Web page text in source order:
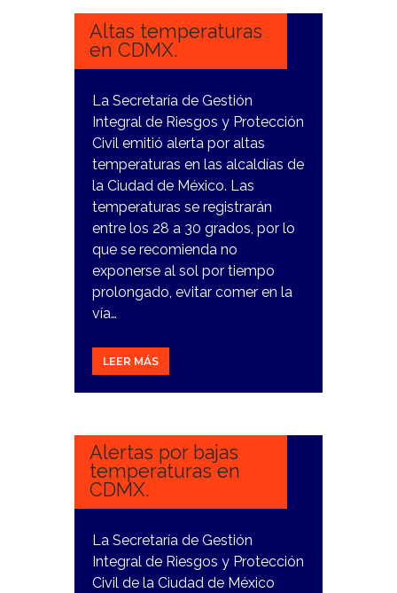
Altas temperaturas
en CDMX.
La Secretaría de Gestión
Integral de Riesgos y Protección
Civil emitió alerta por altas
temperaturas en las alcaldías de
la Ciudad de México. Las
temperaturas se registrarán
entre los 28 a 30 grados, por lo
que se recomienda no
exponerse al sol por tiempo
prolongado, evitar comer en la
vía…
LEER MÁS
31
Alertas por bajas
temperaturas en
CDMX.
La Secretaría de Gestión
Integral de Riesgos y Protección
Civil de la Ciudad de México